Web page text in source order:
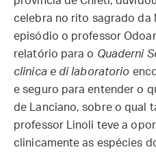
celebra no rito sagrado da
episódio o professor
relatório para o Quaderni
clinica e di laboratorio
e seguro para entender o
de Lanciano, sobre o qual
professor Linoli teve a
clinicamente as espécies